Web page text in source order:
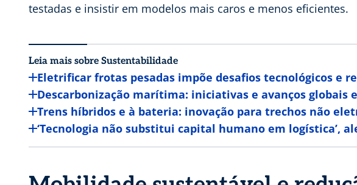
testadas e insistir em modelos mais caros e menos eficientes.
Leia mais sobre Sustentabilidade
Eletrificar frotas pesadas impõe desafios tecnológicos e
Descarbonização marítima: iniciativas e avanços globais
Trens híbridos e à bateria: inovação para trechos não
‘Tecnologia não substitui capital humano em logística’,